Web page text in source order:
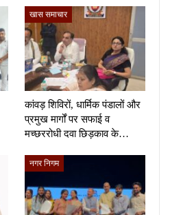
खास समाचार
कांवड़ शिविरों, धार्मिक पंडालों और
प्रमुख मार्गों पर सफाई व
मच्छररोधी दवा छिड़काव के…
नगर निगम